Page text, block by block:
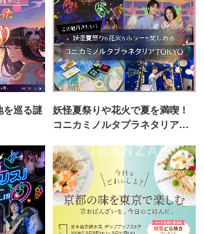
を巡る謎
妖怪夏祭りや花火で夏を満喫！
コニカミノルタプラネタリア